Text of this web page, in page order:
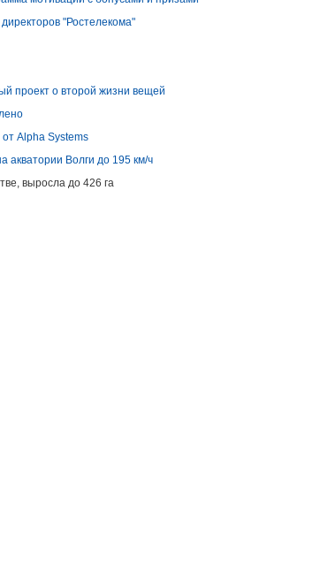
"Ростелекома"
проект о второй жизни вещей
Alpha Systems
акватории Волги до 195 км/ч
выросла до 426 га